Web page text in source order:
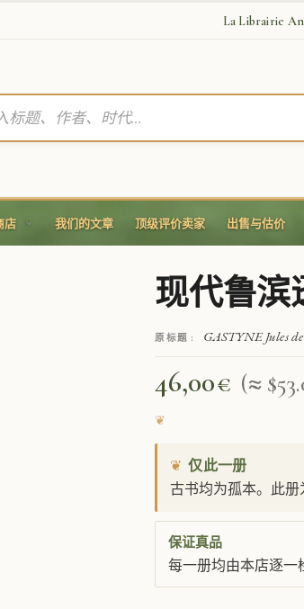
La Librairie
店 我们的文章 顶级评价卖家 出售与估价
现代鲁滨
原标题 : GASTYNE Jules
46,00€ (≈
❦ 仅此一册
古书均为孤本。此册
保证真品
每一册均由本店逐一